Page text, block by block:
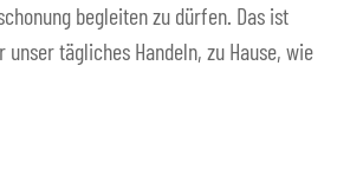
begleiten zu dürfen. Das ist
tägliches Handeln, zu Hause, wie